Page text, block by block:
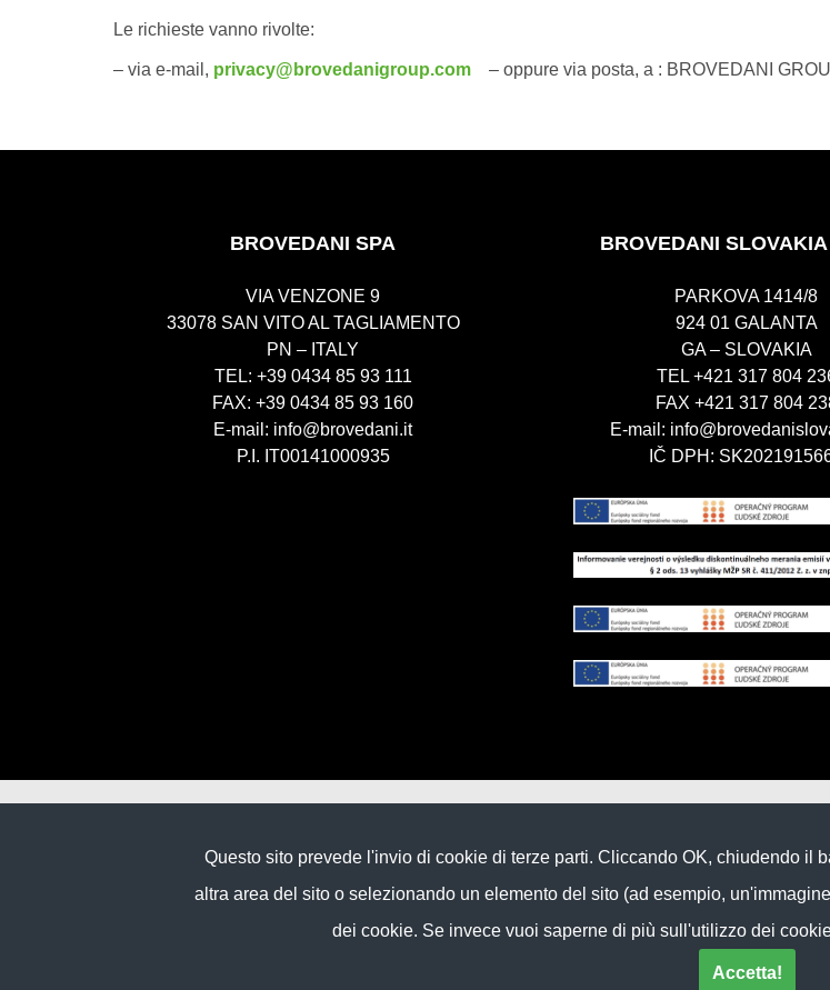
Le richieste vanno rivolte:
– via e-mail, privacy@brovedanigroup.com – oppure via posta, a : BROVEDANI
BROVEDANI SPA
VIA VENZONE 9
33078 SAN VITO AL TAGLIAMENTO
PN – ITALY
TEL: +39 0434 85 93 111
FAX: +39 0434 85 93 160
E-mail: info@brovedani.it
P.I. IT00141000935
BROVEDANI
PARKOVA 1414/8
924 01 GALANTA
GA – SLOVAKIA
TEL +421 317 804
FAX +421 317 804
E-mail:
IČ DPH:
VIA VENZONE 9
33078 SAN VITO AL TAGLIAMENTO
Questo sito prevede l'invio di cookie di terze parti. Cliccando OK, chiudendo il
altra area del sito o selezionando un elemento del sito (ad esempio,
dei cookie. Se invece vuoi saperne di più sull'utilizzo dei
Accetta!